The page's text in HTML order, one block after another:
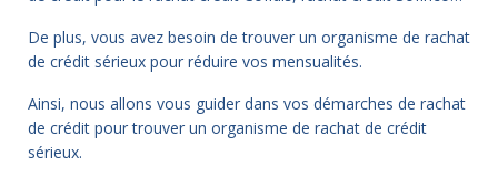
De plus, vous avez besoin de trouver un organisme de rachat
de crédit sérieux pour réduire vos mensualités.
Ainsi, nous allons vous guider dans vos démarches de rachat
de crédit pour trouver un organisme de rachat de crédit
sérieux.